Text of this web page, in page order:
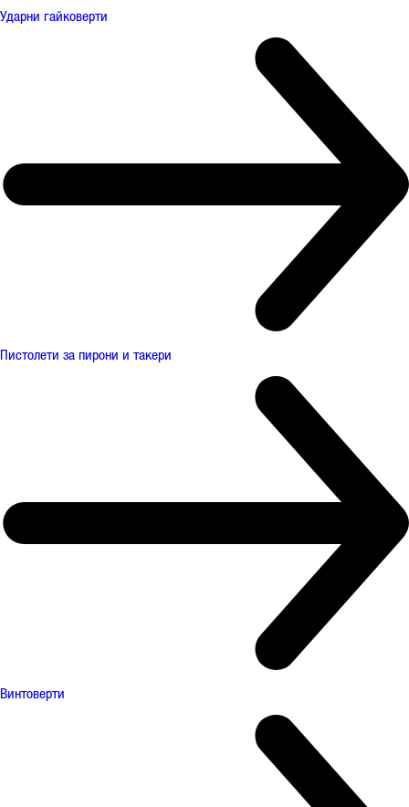
Ударни гайковерти
Пистолети за пирони и такери
Винтоверти